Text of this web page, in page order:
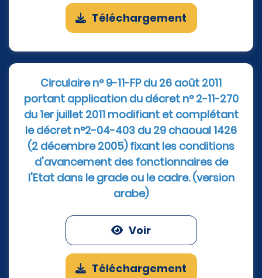
Téléchargement
Circulaire n° 9-11-FP du 26 août 2011
portant application du décret n° 2-11-270
du 1er juillet 2011 modifiant et complétant
le décret n°2-04-403 du 29 chaoual 1426
(2 décembre 2005) fixant les conditions
d'avancement des fonctionnaires de
l'Etat dans le grade ou le cadre. (version
arabe)
Voir
Téléchargement